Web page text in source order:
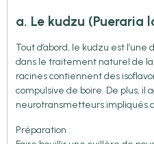
a. Le kudzu (Pueraria
Tout d’abord, le kudzu est
dans le traitement naturel de
racines contiennent des
compulsive de boire. De plus, il
neurotransmetteurs impliqués
Préparation :